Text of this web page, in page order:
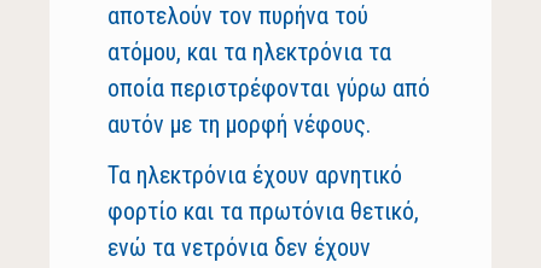
αποτελούν τον πυρήνα τού
ατόμου, και τα ηλεκτρόνια τα
οποία περιστρέφονται γύρω από
αυτόν με τη μορφή νέφους.
Τα ηλεκτρόνια έχουν αρνητικό
φορτίο και τα πρωτόνια θετικό,
ενώ τα νετρόνια δεν έχουν